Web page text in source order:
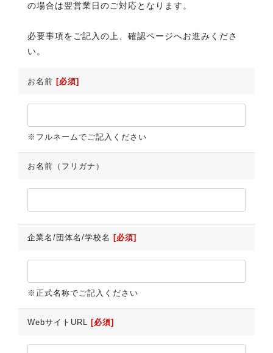
の場合は翌営業日のご対応となります。
必要事項をご記入の上、確認ページへお進みくださ
い。
お名前 [必須]
※フルネームでご記入ください
お名前（フリガナ）
企業名/団体名/学校名 [必須]
※正式名称でご記入ください
WebサイトURL [必須]